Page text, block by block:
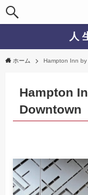
人 生
ホーム Hampton Inn by
Hampton
Downtown